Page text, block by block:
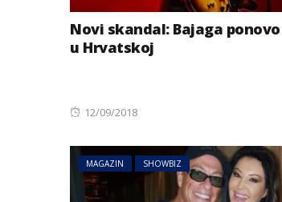
Novi skandal: Bajaga
u Hrvatskoj
Posted
12/09/2018
MAGAZIN SHOWBIZ